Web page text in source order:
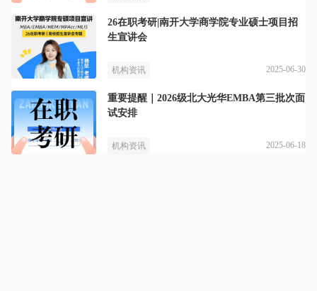
26在职考研|南开大学商学院专业硕士项目招
生宣讲会
机构资讯 2025-06-30
重要提醒｜2026级北大光华EMBA第三批次面
试安排
机构资讯 2025-06-18